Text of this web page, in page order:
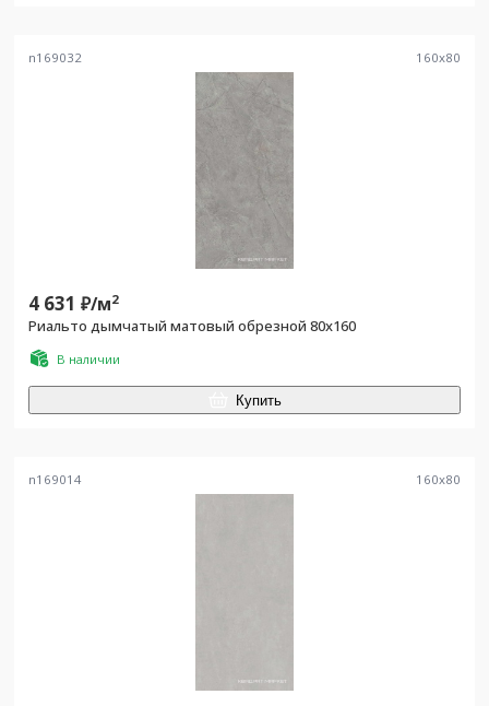
n169032 160x80
4 631 ₽/м2
Риальто дымчатый матовый обрезной 80x160
В наличии
Купить
n169014 160x80